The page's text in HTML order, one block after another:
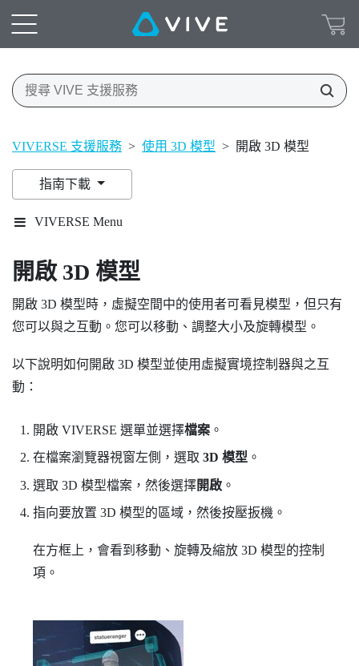
VIVERSE 支援服務 > 使用 3D 模型 > 開啟 3D 模型
指南下載
VIVERSE Menu
開啟 3D 模型
開啟 3D 模型時，虛擬空間中的使用者可看見模型，但只有
您可以與之互動。您可以移動、調整大小及旋轉模型。
以下說明如何開啟 3D 模型並使用虛擬實境控制器與之互
動：
開啟 VIVERSE 選單並選擇檔案。
在檔案瀏覽器視窗左側，選取 3D 模型 。
選取 3D 模型檔案，然後選擇開啟。
指向要放置 3D 模型的區域，然後按壓扳機 。
在方框上，會看到移動、旋轉及縮放 3D 模型的控制
項。